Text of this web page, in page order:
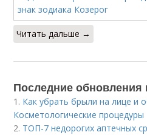
Читать дальше →
Последние обновления
1. Как убрать брыли на лице и
Косметологические процедуры
2. ТОП-7 недорогих аптечных